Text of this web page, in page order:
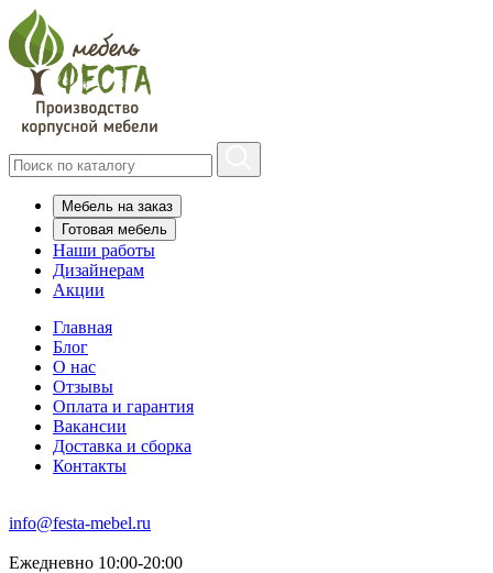
Мебель на заказ
Готовая мебель
Наши работы
Дизайнерам
Акции
Главная
Блог
О нас
Отзывы
Оплата и гарантия
Вакансии
Доставка и сборка
Контакты
info@festa-mebel.ru
Ежедневно 10:00-20:00